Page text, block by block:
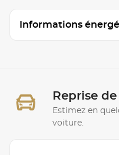
Informations
Reprise
Estimez en
voiture.